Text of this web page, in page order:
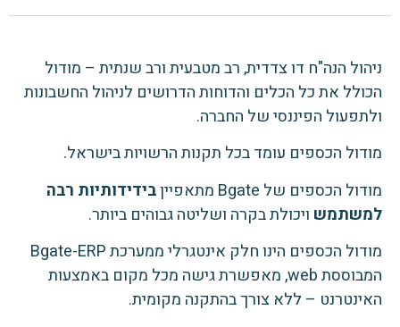
ניהול הנה"ח דו צדדית, רב מטבעית ורב שנתית – מודול
הכולל את כל הכלים והדוחות הדרושים לניהול החשבונות
ולתפעול הפיננסי של החברה.
מודול הכספים עומד בכל תקנות הרשויות בישראל.
מודול הכספים של Bgate מתאפיין
בידידותיות רבה
למשתמש ויכולת בקרה ושליטה גבוהים ביותר.
מודול הכספים הינו חלק אינטגרלי ממערכת Bgate-ERP
המבוססת web, מאפשרת גישה מכל מקום באמצעות
האינטרנט – ללא צורך בהתקנה מקומית.